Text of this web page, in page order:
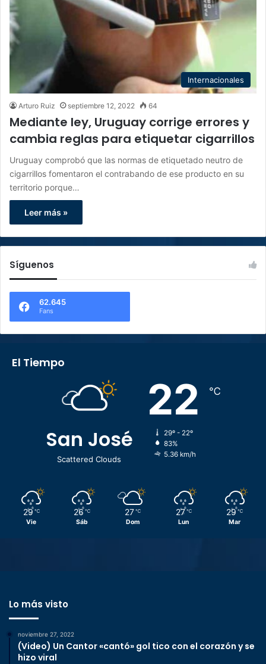
Internacionales
Arturo Ruiz septiembre 12, 2022 64
Mediante ley, Uruguay corrige errores y
cambia reglas para etiquetar cigarrillos
Uruguay comprobó que las normas de etiquetado neutro de
cigarrillos fomentaron el contrabando de ese producto en su
territorio porque…
Leer más »
Síguenos
62.645
Fans
El Tiempo
San José
Scattered Clouds
22 ℃
29º - 22º
83%
5.36 km/h
29 ℃
Vie
26 ℃
Sáb
27 ℃
Dom
27 ℃
Lun
29 ℃
Mar
Lo más visto
noviembre 27, 2022
(Video) Un Cantor «cantó» gol tico con el corazón y se
hizo viral